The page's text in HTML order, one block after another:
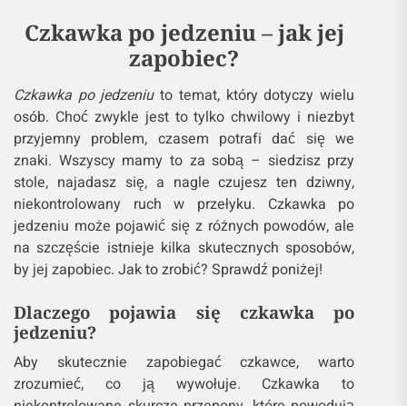
Czkawka po jedzeniu – jak jej
zapobiec?
Czkawka po jedzeniuto temat, który dotyczy wielu
osób. Choć zwykle jest to tylko chwilowy i niezbyt
przyjemny problem, czasem potrafi dać się we
znaki. Wszyscy mamy to za sobą – siedzisz przy
stole, najadasz się, a nagle czujesz ten dziwny,
niekontrolowany ruch w przełyku. Czkawka po
jedzeniu może pojawić się z różnych powodów, ale
na szczęście istnieje kilka skutecznych sposobów,
by jej zapobiec. Jak to zrobić? Sprawdź poniżej!
Dlaczego pojawia się czkawka po
jedzeniu?
Aby skutecznie zapobiegać czkawce, warto
zrozumieć, co ją wywołuje. Czkawka to